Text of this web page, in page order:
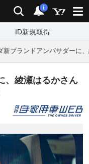
検索 通知
i
ID新規取得
新ブランドアンバサダーに
、綾瀬はるかさん